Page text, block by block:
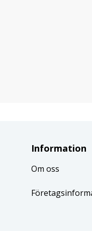
Information
Om oss